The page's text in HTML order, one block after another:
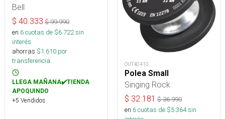
Bell
$ 40.333 $99.990
en 6cuotas de $6.722sin
interés
ahorras $1.610 por
transferencia.
LLEGA MAÑANA✔️TIENDA
APOQUINDO
+5 Vendidos
OUT40410
Polea Small
Singing Rock
$ 32.181 $36.990
en 6cuotas de $5.364sin